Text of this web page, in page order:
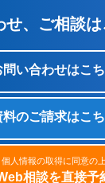
せ、ご相談
問い合わせはこ
料のご請求はこ
個人情報の取得に同意の上
相談を直接予